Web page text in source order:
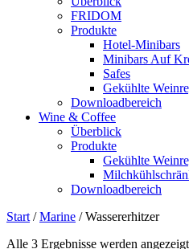
FRIDOM
Produkte
Hotel-Minibars
Minibars Auf
Safes
Gekühlte
Downloadbereich
Wine & Coffee
Überblick
Produkte
Gekühlte
Downloadbereich
Start /Marine / Wassererhitzer
Alle 3 Ergebnisse werden angezeigt